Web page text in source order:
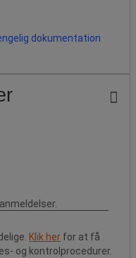
dokumentation
Klik her for at få
og kontrolprocedurer.